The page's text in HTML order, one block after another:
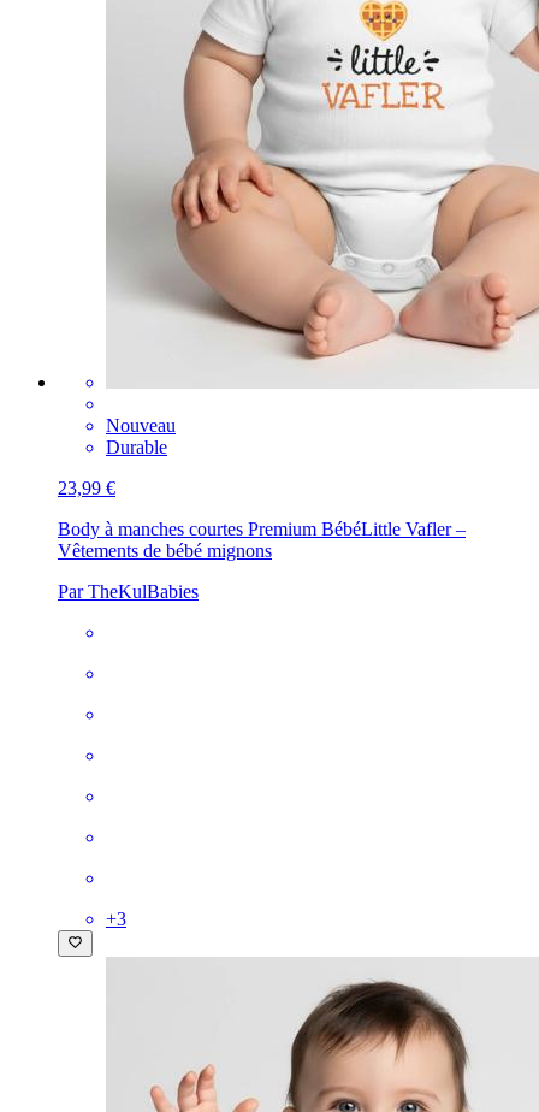
Nouveau
Durable
23,99 €
Body à manches courtes Premium BébéLittle Vafler –
Vêtements de bébé mignons
Par TheKulBabies
+3